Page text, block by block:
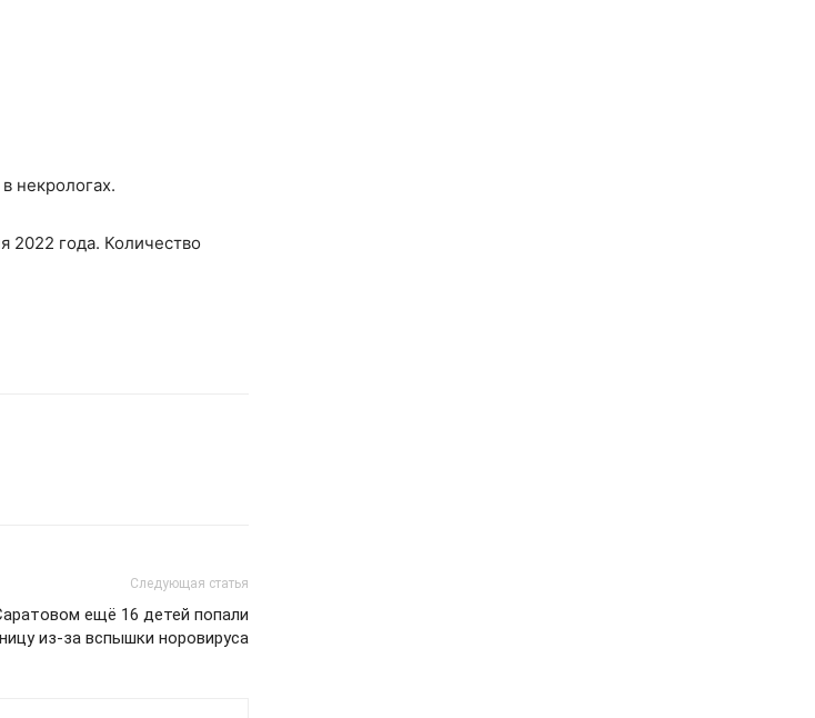
некрологах.
2022 года. Количество
Следующая статья
ещё 16 детей попали
из-за вспышки норовируса